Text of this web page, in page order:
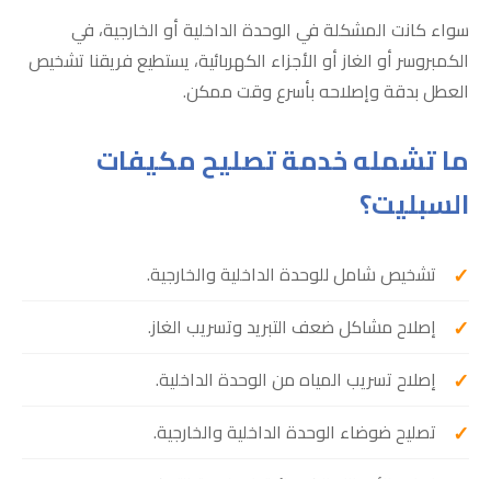
سواء كانت المشكلة في الوحدة الداخلية أو الخارجية، في
الكمبروسر أو الغاز أو الأجزاء الكهربائية، يستطيع فريقنا تشخيص
العطل بدقة وإصلاحه بأسرع وقت ممكن.
ما تشمله خدمة تصليح مكيفات
السبليت؟
تشخيص شامل للوحدة الداخلية والخارجية.
إصلاح مشاكل ضعف التبريد وتسريب الغاز.
إصلاح تسريب المياه من الوحدة الداخلية.
تصليح ضوضاء الوحدة الداخلية والخارجية.